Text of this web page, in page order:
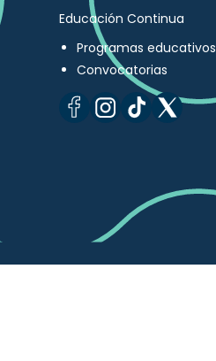
Educación Continua
Programas educativos
Convocatorias